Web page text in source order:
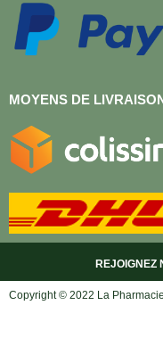
MOYENS DE
REJOIGNEZ
Copyright © 2022 La